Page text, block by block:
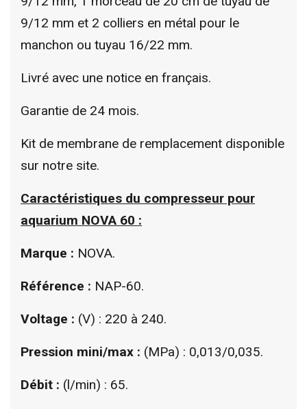
9/12 mm et 2 colliers en métal pour le
manchon ou tuyau 16/22 mm.
Livré avec une notice en français.
Garantie de 24 mois.
Kit de membrane de remplacement disponible
sur notre site.
Caractéristiques du compresseur pour
aquarium NOVA 60 :
Marque : NOVA.
Référence : NAP-60.
Voltage : (V) : 220 à 240.
Pression mini/max : (MPa) : 0,013/0,035.
Débit : (l/min) : 65.